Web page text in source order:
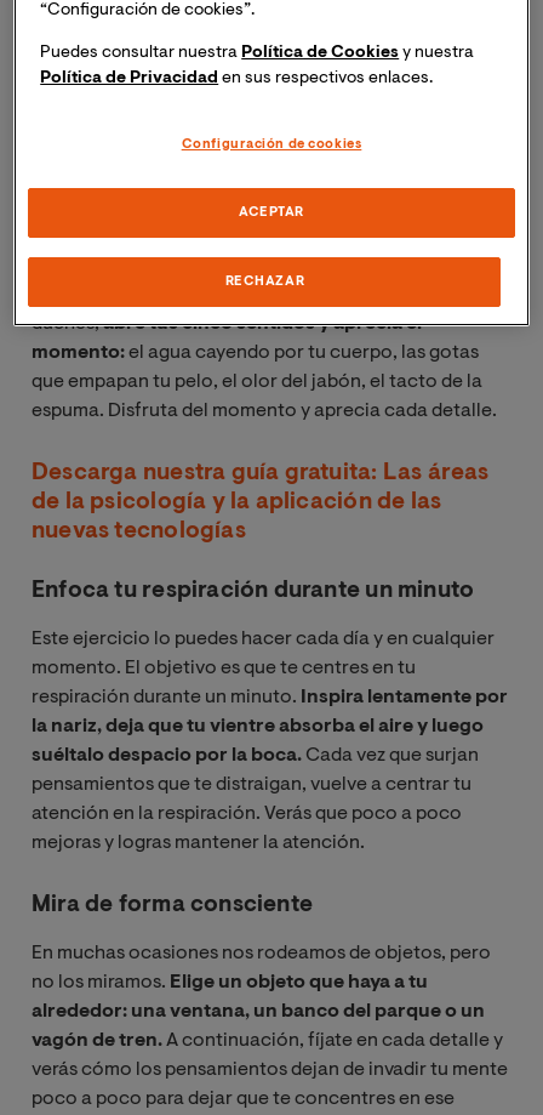
Minfulness: ejercicios de
ejemplo
mindfulness que te permitirán relajarte y disfrutar
además de ayudarte a concentrarte y mantener el foco.
duches,abre tus cinco sentidos y aprecia el
momento:el agua cayendo por tu cuerpo, las gotas
que empapan tu pelo, el olor del jabón, el tacto de la
espuma. Disfruta del momento y aprecia cada detalle.
Descarga nuestra guía gratuita: Las áreas
de la psicología y la aplicación de las
nuevas tecnologías
Enfoca tu respiración durante un minuto
Este ejercicio lo puedes hacer cada día y en cualquier
momento. El objetivo es que te centres en tu
respiración durante un minuto.
Inspira lentamente por
la nariz, deja que tu vientre absorba el aire y luego
suéltalo despacio por la boca. Cada vez que surjan
pensamientos que te distraigan, vuelve a centrar tu
atención en la respiración. Verás que poco a poco
mejoras y logras mantener la atención.
Mira de forma consciente
En muchas ocasiones nos rodeamos de objetos, pero
no los miramos. Elige un objeto que haya a tu
alrededor: una ventana, un banco del parque o un
vagón de tren.A continuación, fíjate en cada detalle y
verás cómo los pensamientos dejan de invadir tu mente
poco a poco para dejar que te concentres en ese
“Configuración de cookies”.
Puedes consultar nuestra Política de Cookies y nuestra
Política de Privacidad en sus respectivos enlaces.
Configuración de cookies
RECHAZAR
ACEPTAR